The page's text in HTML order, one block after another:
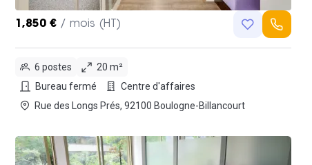
1,850 € / mois (HT)
6 postes
20 m²
Bureau fermé
Centre d'affaires
Rue des Longs Prés, 92100 Boulogne-Billancourt